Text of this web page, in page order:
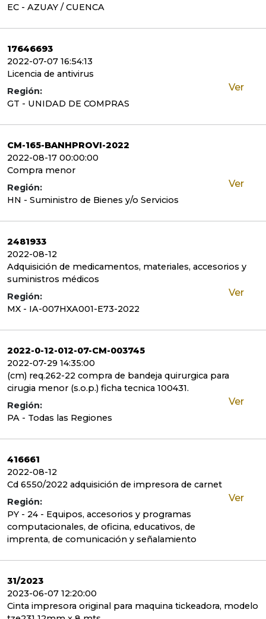
EC - AZUAY / CUENCA
17646693
2022-07-07 16:54:13
Licencia de antivirus
Región:
GT - UNIDAD DE COMPRAS
Ver
CM-165-BANHPROVI-2022
2022-08-17 00:00:00
Compra menor
Región:
HN - Suministro de Bienes y/o Servicios
Ver
2481933
2022-08-12
Adquisición de medicamentos, materiales, accesorios y
suministros médicos
Región:
MX - IA-007HXA001-E73-2022
Ver
2022-0-12-012-07-CM-003745
2022-07-29 14:35:00
(cm) req.262-22 compra de bandeja quirurgica para
cirugia menor (s.o.p.) ficha tecnica 100431.
Región:
PA - Todas las Regiones
Ver
416661
2022-08-12
Cd 6550/2022 adquisición de impresora de carnet
Región:
PY - 24 - Equipos, accesorios y programas
computacionales, de oficina, educativos, de
imprenta, de comunicación y señalamiento
Ver
31/2023
2023-06-07 12:20:00
Cinta impresora original para maquina tickeadora, modelo